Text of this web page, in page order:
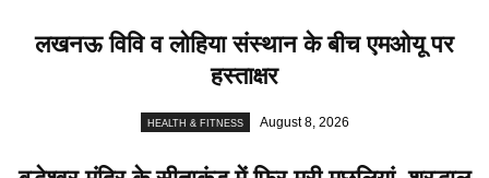
लखनऊ विवि व लोहिया संस्थान के बीच एमओयू पर
हस्ताक्षर
HEALTH & FITNESS August 8, 2026